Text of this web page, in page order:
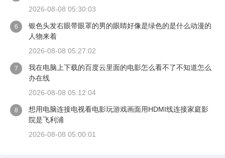
2026-08-08 05:30:03
6
银色头发右眼带眼罩的男的眼睛好像是绿色的是什么动漫的
人物来着
2026-08-08 05:27:02
7
我在电脑上下载的百度云里面的电影怎么看不了不知道怎么
办在线
2026-08-08 05:12:04
8
想用电脑连接电视看电影玩游戏画面用HDMI线连接家庭影
院是飞利浦
2026-08-08 05:00:01